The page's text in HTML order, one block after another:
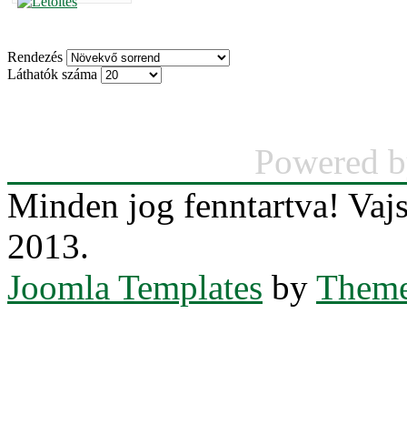
Rendezés
Láthatók száma
Powered
Minden jog fenntartva!
2013.
Joomla Templates by